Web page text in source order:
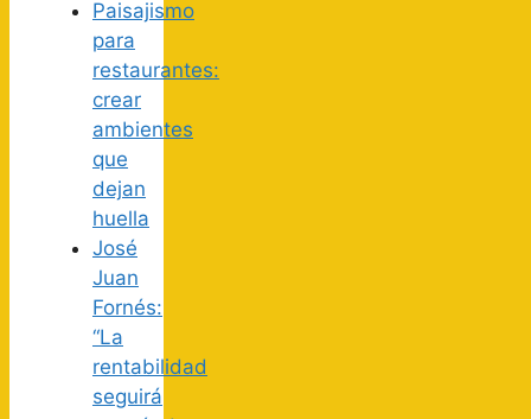
Paisajismo
para
restaurantes:
crear
ambientes
que
dejan
huella
José
Juan
Fornés:
“La
rentabilidad
seguirá